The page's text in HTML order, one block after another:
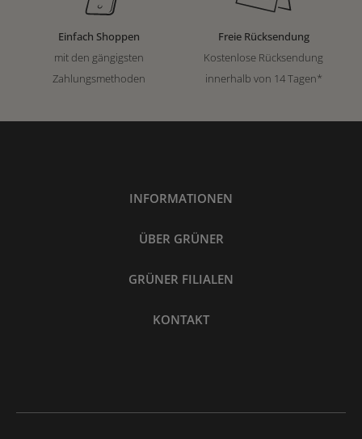
Einfach Shoppen
mit den gängigsten
Zahlungsmethoden
Freie Rücksendung
Kostenlose Rücksendung
innerhalb von 14 Tagen*
INFORMATIONEN
ÜBER GRÜNER
GRÜNER FILIALEN
KONTAKT